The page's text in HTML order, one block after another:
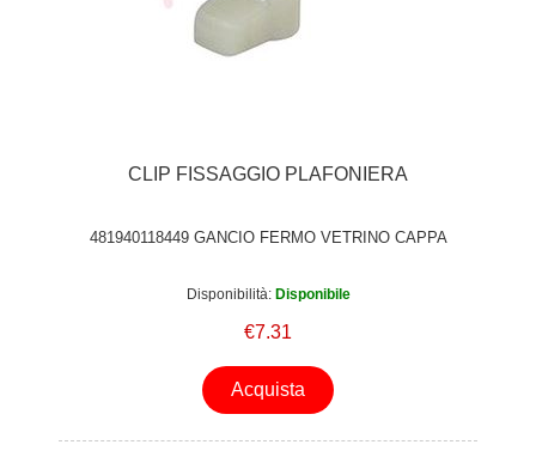
CLIP FISSAGGIO PLAFONIERA
481940118449 GANCIO FERMO VETRINO CAPPA
Disponibilità: Disponibile
€7.31
Acquista